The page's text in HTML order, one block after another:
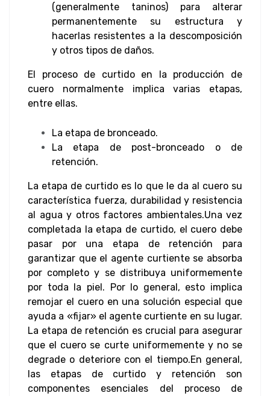
(generalmente taninos) para alterar
permanentemente su estructura y
hacerlas resistentes a la descomposición
y otros tipos de daños.
El proceso de curtido en la producción de
cuero normalmente implica varias etapas,
entre ellas.
La etapa de bronceado.
La etapa de post-bronceado o de
retención.
La etapa de curtido es lo que le da al cuero su
característica fuerza, durabilidad y resistencia
al agua y otros factores ambientales.Una vez
completada la etapa de curtido, el cuero debe
pasar por una etapa de retención para
garantizar que el agente curtiente se absorba
por completo y se distribuya uniformemente
por toda la piel. Por lo general, esto implica
remojar el cuero en una solución especial que
ayuda a «fijar» el agente curtiente en su lugar.
La etapa de retención es crucial para asegurar
que el cuero se curte uniformemente y no se
degrade o deteriore con el tiempo.En general,
las etapas de curtido y retención son
componentes esenciales del proceso de